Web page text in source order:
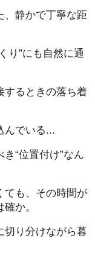
、静かで丁寧な距
り”にも自然に通
するときの落ち着
でいる...
“位置付け”なん
ても、その時間が
か。
切り分けながら暮